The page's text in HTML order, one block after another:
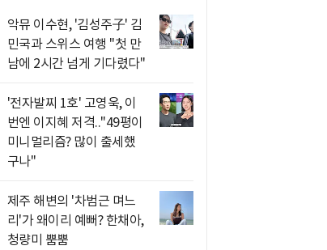
악뮤 이수현, '김성주子' 김
민국과 스위스 여행 "첫 만
남에 2시간 넘게 기다렸다"
'전자발찌 1호' 고영욱, 이
번엔 이지혜 저격.."49평이
미니멀리즘? 많이 출세했
구나"
제주 해변의 '차범근 며느
리'가 왜이리 예뻐? 한채아,
청량미 뿜뿜